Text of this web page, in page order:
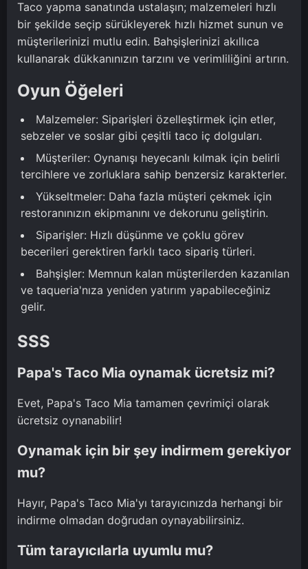
Taco yapma sanatında ustalaşın; malzemeleri hızlı
bir şekilde seçip sürükleyerek hızlı hizmet sunun ve
müşterilerinizi mutlu edin. Bahşişlerinizi akıllıca
kullanarak dükkanınızın tarzını ve verimliliğini artırın.
Oyun Öğeleri
Malzemeler: Siparişleri özelleştirmek için etler,
sebzeler ve soslar gibi çeşitli taco iç dolguları.
Müşteriler: Oynanışı heyecanlı kılmak için belirli
tercihlere ve zorluklara sahip benzersiz karakterler.
Yükseltmeler: Daha fazla müşteri çekmek için
restoranınızın ekipmanını ve dekorunu geliştirin.
Siparişler: Hızlı düşünme ve çoklu görev
becerileri gerektiren farklı taco sipariş türleri.
Bahşişler: Memnun kalan müşterilerden kazanılan
ve taqueria'nıza yeniden yatırım yapabileceğiniz
gelir.
SSS
Papa's Taco Mia oynamak ücretsiz mi?
Evet, Papa's Taco Mia tamamen çevrimiçi olarak
ücretsiz oynanabilir!
Oynamak için bir şey indirmem gerekiyor
mu?
Hayır, Papa's Taco Mia'yı tarayıcınızda herhangi bir
indirme olmadan doğrudan oynayabilirsiniz.
Tüm tarayıcılarla uyumlu mu?